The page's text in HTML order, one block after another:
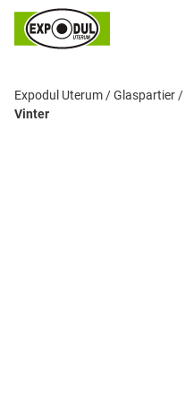
Expodul Uterum/Glaspartier/
Vinter